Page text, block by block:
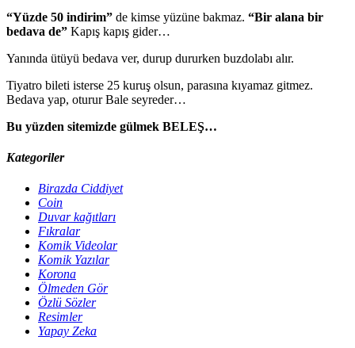
“Yüzde 50 indirim” de kimse yüzüne bakmaz. “Bir alana bir
bedava de” Kapış kapış gider…
Yanında ütüyü bedava ver, durup dururken buzdolabı alır.
Tiyatro bileti isterse 25 kuruş olsun, parasına kıyamaz gitmez.
Bedava yap, oturur Bale seyreder…
Bu yüzden sitemizde gülmek BELEŞ…
Kategoriler
Birazda Ciddiyet
Coin
Duvar kağıtları
Fıkralar
Komik Videolar
Komik Yazılar
Korona
Ölmeden Gör
Özlü Sözler
Resimler
Yapay Zeka